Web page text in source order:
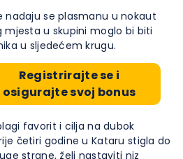
nadaju se plasmanu u nokaut
mjesta u skupini moglo bi biti
u sljedećem krugu.
Registrirajte se i
osigurajte svoj bonus
favorit i cilja na dubok
četiri godine u Kataru stigla do
strane, želi nastaviti niz